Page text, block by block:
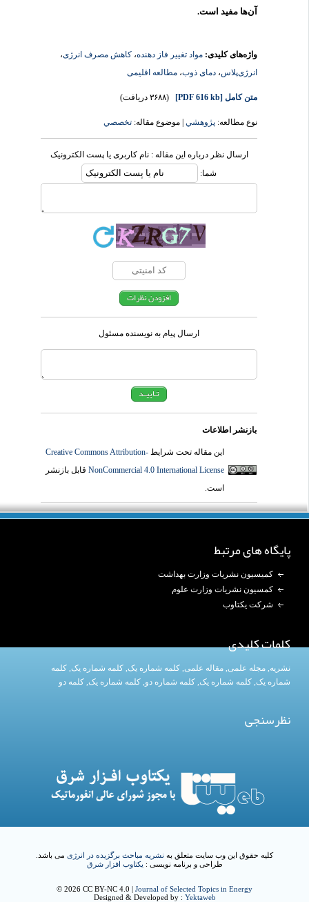
آن‌ها مفید است.
واژه‌های کلیدی:مواد تغییر فاز دهنده،کاهش مصرف انرژی،
انرژی‌پلاس، دمای ذوب،مطالعه اقلیمی
متن کامل[PDF 616 kb] (۳۶۸۸ دریافت)
نوع مطالعه:پژوهشي| موضوع مقاله:تخصصي
ارسال نظر درباره این مقاله : نام کاربری یا پست الکترونیک
شما:
ارسال پیام به نویسنده مسئول
بازنشر اطلاعات
این مقاله تحت شرایطCreative Commons Attribution-
NonCommercial 4.0 International Licenseقابل بازنشر
است.
پایگاه های مرتبط
کمیسیون نشریات وزارت بهداشت
کمسیون نشریات وزارت علوم
شرکت یکتاوب
کلمات کلیدی
نشریه,مجله علمی,مقاله علمی,کلمه شماره یک, کلمه شماره یک,کلمه
شماره یک,کلمه شماره یک, کلمه شماره دو,کلمه شماره یک,کلمه دو
نظرسنجی
کلیه حقوق این وب سایت متعلق به نشریه مباحث برگزیده در انرژیمی باشد.
طراحی و برنامه نویسی : یکتاوب افزار شرق
© 2026 CC BY-NC 4.0 |Journal of Selected Topics in Energy
Designed & Developed by :Yektaweb